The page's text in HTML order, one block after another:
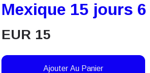
Mexique 15 jours 6
EUR 15
Ajouter Au Panier